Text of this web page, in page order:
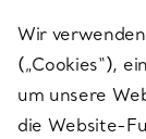
SERVICES
Wir
(„Cookies“),
um unsere
die Website-